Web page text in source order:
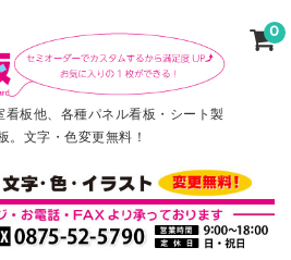
看板他、各種パネル看板・シート製
。文字・色変更無料！
0